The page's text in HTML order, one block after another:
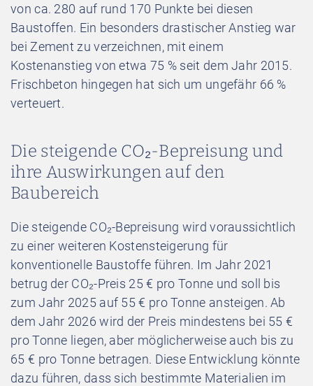
von ca. 280 auf rund 170 Punkte bei diesen
Baustoffen. Ein besonders drastischer Anstieg war
bei Zement zu verzeichnen, mit einem
Kostenanstieg von etwa 75 % seit dem Jahr 2015.
Frischbeton hingegen hat sich um ungefähr 66 %
verteuert.
Die steigende CO₂-Bepreisung und
ihre Auswirkungen auf den
Baubereich
Die steigende CO₂-Bepreisung wird voraussichtlich
zu einer weiteren Kostensteigerung für
konventionelle Baustoffe führen. Im Jahr 2021
betrug der CO₂-Preis 25 € pro Tonne und soll bis
zum Jahr 2025 auf 55 € pro Tonne ansteigen. Ab
dem Jahr 2026 wird der Preis mindestens bei 55 €
pro Tonne liegen, aber möglicherweise auch bis zu
65 € pro Tonne betragen. Diese Entwicklung könnte
dazu führen, dass sich bestimmte Materialien im